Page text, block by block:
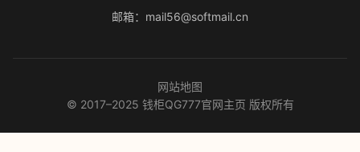
邮箱：mail56@softmail.cn
网站地图
© 2017–2025 钱柜QG777官网主页 版权所有